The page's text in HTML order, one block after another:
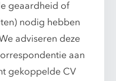
geaardheid of
nodig hebben
adviseren deze
aan
gekoppelde CV